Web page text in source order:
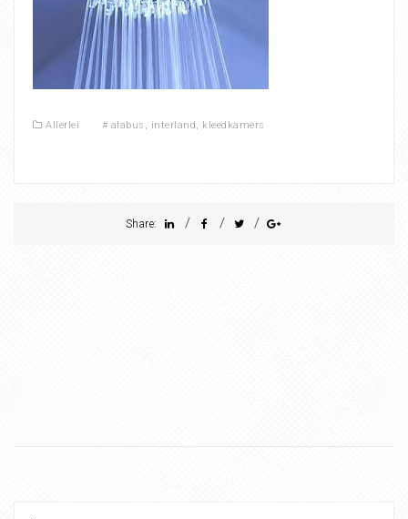
Allerlei # alabus , interland, kleedkamers
Share: / / /